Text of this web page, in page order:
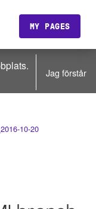
MY PAGES
Jag förstår
10-20